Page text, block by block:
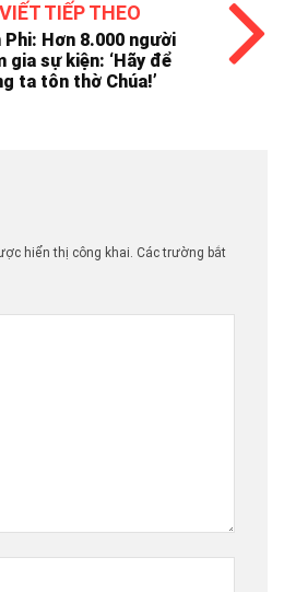
TIẾP THEO
Phi: Hơn 8.000 người
gia sự kiện: ‘Hãy để
ta tôn thờ Chúa!’
hiển thị công khai. Các trường bắt